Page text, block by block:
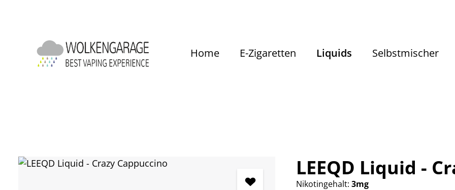
Home E-Zigaretten Liquids Selbstmischer
Bildergalerie überspringen LEEQD Liquid -
Nikotingehalt: 3mg